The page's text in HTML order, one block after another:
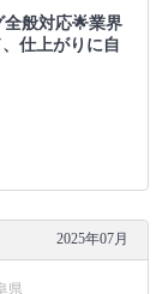
般対応🌟業界
仕上がりに自
2025年07月
県